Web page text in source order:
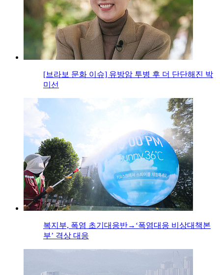
[브라보 문화 이슈] 유방암 투병 후 더 단단해진 박
미선
복지부, 폭염 초기대응반→‘폭염대응 비상대책본
부’ 격상 대응